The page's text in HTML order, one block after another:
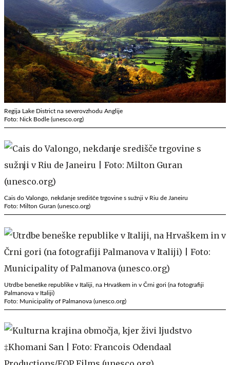
Regija Lake District na severovzhodu Anglije
Foto: Nick Bodle (unesco.org)
Cais do Valongo, nekdanje središče trgovine s sužnji v Riu de Janeiru
Foto: Milton Guran (unesco.org)
Utrdbe beneške republike v Italiji, na Hrvaškem in v Črni gori (na fotografiji
Palmanova v Italiji)
Foto: Municipality of Palmanova (unesco.org)